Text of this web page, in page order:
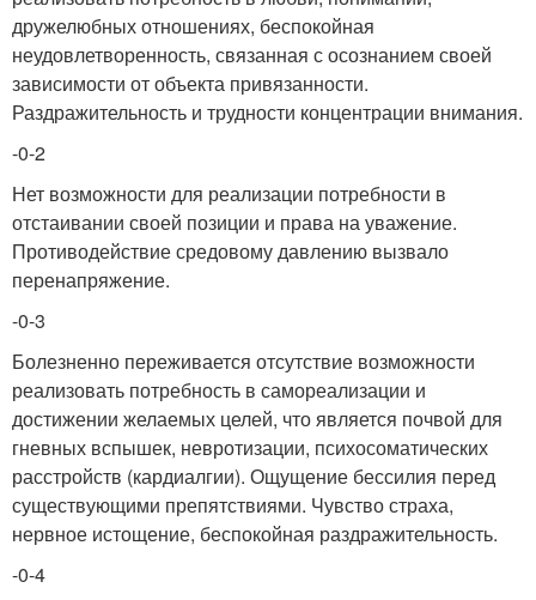
дружелюбных отношениях, беспокойная
неудовлетворенность, связанная с осознанием своей
зависимости от объекта привязанности.
Раздражительность и трудности концентрации внимания.
-0-2
Нет возможности для реализации потребности в
отстаивании своей позиции и права на уважение.
Противодействие средовому давлению вызвало
перенапряжение.
-0-3
Болезненно переживается отсутствие возможности
реализовать потребность в самореализации и
достижении желаемых целей, что является почвой для
гневных вспышек, невротизации, психосоматических
расстройств (кардиалгии). Ощущение бессилия перед
существующими препятствиями. Чувство страха,
нервное истощение, беспокойная раздражительность.
-0-4